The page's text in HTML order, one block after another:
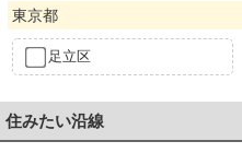
東京都
足立区
住みたい沿線